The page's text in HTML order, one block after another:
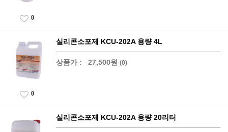
0
실리콘소포제 KCU-202A 용량 4L
상품가 : 27,500원 (0)
0
실리콘소포제 KCU-202A 용량 20리터